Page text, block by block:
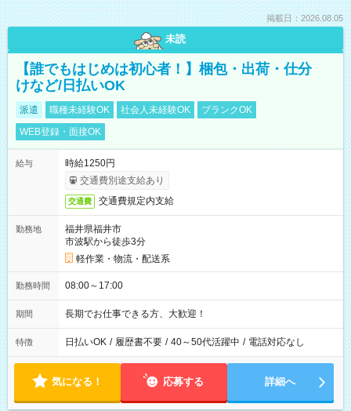
掲載日：2026.08.05
未読
【誰でもはじめは初心者！】梱包・出荷・仕分
けなど/日払いOK
派遣 職種未経験OK 社会人未経験OK
ブランクOK
WEB登録・面接OK
給与
時給1250円
交通費別途支給あり
交通費 交通費規定内支給
勤務地
福井県福井市
市波駅から徒歩3分
軽作業・物流・配送系
勤務時間 08:00～17:00
期間 長期でお仕事できる方、大歓迎！
特徴 日払いOK / 履歴書不要 / 40～50代活躍中 / 電話対応なし
気になる！ 応募する 詳細へ